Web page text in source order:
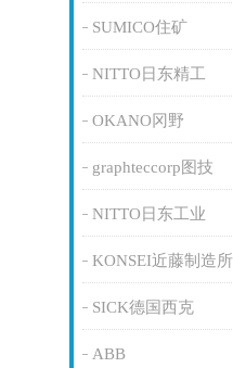
SUMICO住矿
NITTO日东精工
OKANO冈野
graphteccorp图技
NITTO日东工业
KONSEI近藤制造所
SICK德国西克
ABB